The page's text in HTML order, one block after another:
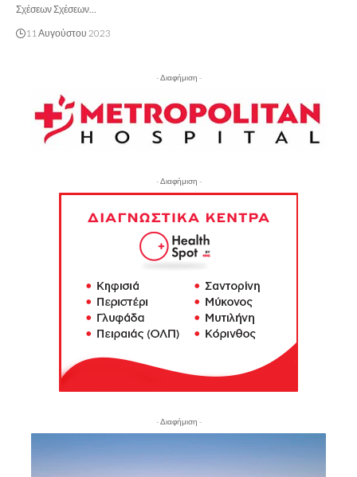
Σχέσεων Σχέσεων…
11 Αυγούστου 2023
- Διαφήμιση -
- Διαφήμιση -
- Διαφήμιση -